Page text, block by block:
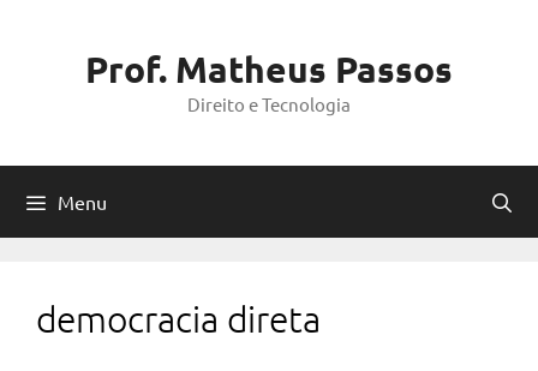
Prof. Matheus Passos
Direito e Tecnologia
Menu
democracia direta